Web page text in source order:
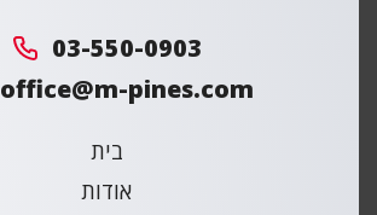
03-550-0903
office@m-pines.com
בית
אודות